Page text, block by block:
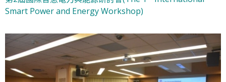
Smart Power and Energy Workshop)